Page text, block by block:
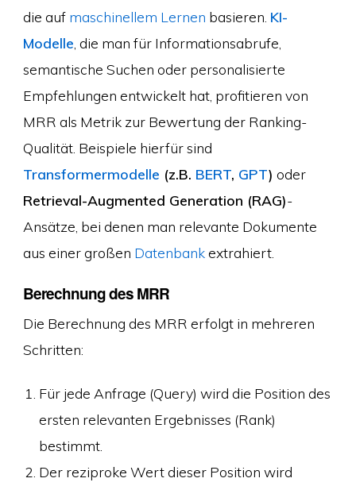
die auf maschinellem Lernen basieren. KI-
Modelle , die man für Informationsabrufe,
semantische Suchen oder personalisierte
Empfehlungen entwickelt hat, profitieren von
MRR als Metrik zur Bewertung der Ranking-
Qualität. Beispiele hierfür sind
Transformermodelle (z.B. BERT, GPT) oder
Retrieval-Augmented Generation (RAG)-
Ansätze, bei denen man relevante Dokumente
aus einer großen Datenbankextrahiert.
Berechnung des MRR
Die Berechnung des MRR erfolgt in mehreren
Schritten:
Für jede Anfrage (Query) wird die Position des
ersten relevanten Ergebnisses (Rank)
bestimmt.
Der reziproke Wert dieser Position wird